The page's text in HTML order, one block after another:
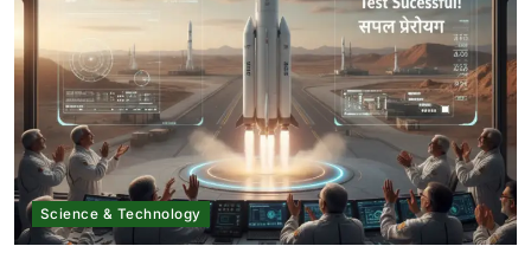
Science & Technology